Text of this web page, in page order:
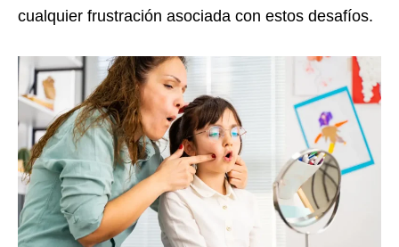
cualquier frustración asociada con estos desafíos.